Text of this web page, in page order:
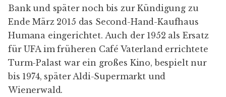
Bank und später noch bis zur Kündigung zu
Ende März 2015 das Second-Hand-Kaufhaus
Humana eingerichtet. Auch der 1952 als Ersatz
für UFA im früheren Café Vaterland errichtete
Turm-Palast war ein großes Kino, bespielt nur
bis 1974, später Aldi-Supermarkt und
Wienerwald.